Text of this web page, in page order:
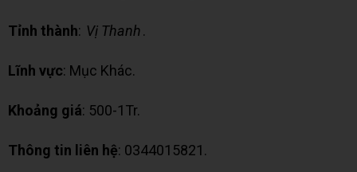
Tỉnh thành: Vị Thanh.
Lĩnh vực: Mục Khác.
Khoảng giá: 500-1Tr.
Thông tin liên hệ: 0344015821.